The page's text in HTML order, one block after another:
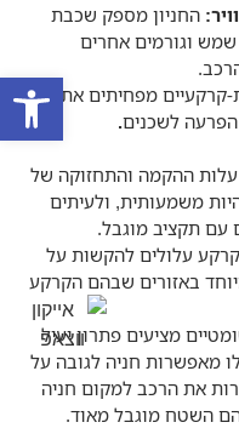
: החניון מספק שכבת
וגורמים אחרים
קרקעיים מפחיתים את
לשכנים.
עלות ההקמה והתחזוקה של
משמעותית, ולעיתים
עם תקציב מוגבל.
עלולים להקשות על
באזורים שבהם הקרקע
מציעים פתרון יעיל
מאפשרות חניה לגובה על
את הרכב למקום חניה
השטח מוגבל מאוד.
פתח